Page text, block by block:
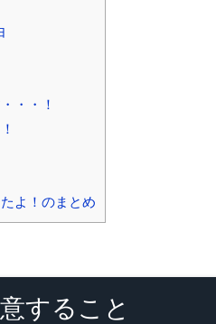
・・！
よ！のまとめ
すること